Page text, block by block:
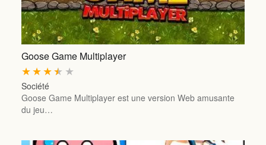
Goose Game Multiplayer
★
★
★
★
★
Société
Goose Game Multiplayer est une version Web amusante
du jeu…